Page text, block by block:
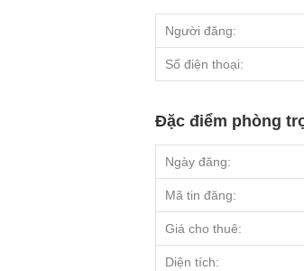
Người đăng:
Số điện thoại:
Đặc điểm phòng
Ngày đăng:
Mã tin đăng:
Giá cho thuê:
Diện tích: